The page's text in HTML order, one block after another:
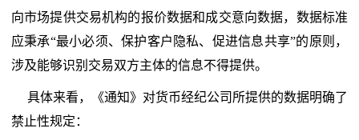
向市场提供交易机构的报价数据和成交意向数据，数据标准
应秉承“最小必须、保护客户隐私、促进信息共享”的原则，
涉及能够识别交易双方主体的信息不得提供。
具体来看，《通知》对货币经纪公司所提供的数据明确了
禁止性规定：